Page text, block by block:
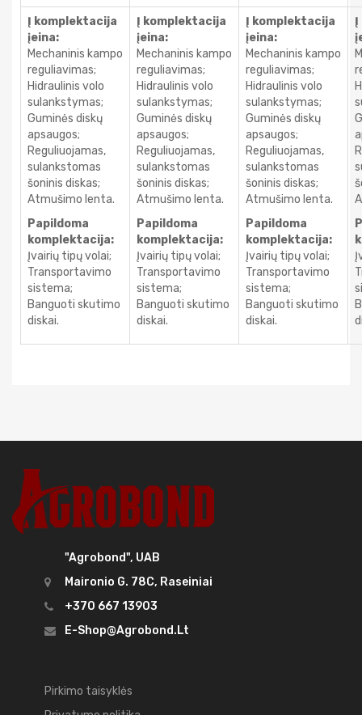
Į komplektacija
įeina:
Mechaninis kampo
reguliavimas;
Hidraulinis volo
sulankstymas;
Guminės diskų
apsaugos;
Reguliuojamas,
sulankstomas
šoninis diskas;
Atmušimo lenta.
Papildoma
komplektacija:
Įvairių tipų volai;
Transportavimo
sistema;
Banguoti skutimo
diskai.
Į komplektacija
įeina:
Mechaninis kampo
reguliavimas;
Hidraulinis volo
sulankstymas;
Guminės diskų
apsaugos;
Reguliuojamas,
sulankstomas
šoninis diskas;
Atmušimo lenta.
Papildoma
komplektacija:
Įvairių tipų volai;
Transportavimo
sistema;
Banguoti skutimo
diskai.
Į komplektacija
įeina:
Mechaninis kampo
reguliavimas;
Hidraulinis volo
sulankstymas;
Guminės diskų
apsaugos;
Reguliuojamas,
sulankstomas
šoninis diskas;
Atmušimo lenta.
Papildoma
komplektacija:
Įvairių tipų volai;
Transportavimo
sistema;
Banguoti skutimo
diskai.
Į
"Agrobond", UAB
Maironio G. 78C, Raseiniai
+370 667 13903
E-Shop@agrobond.lt
Pirkimo taisyklės